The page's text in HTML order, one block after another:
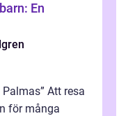
En
Att resa
för många